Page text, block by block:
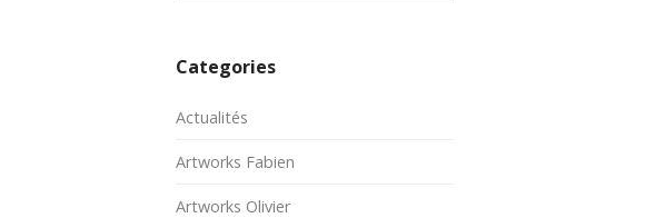
Categories
Actualités
Artworks Fabien
Artworks Olivier